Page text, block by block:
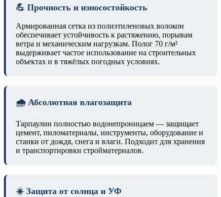
💪 Прочность и износостойкость
Армированная сетка из полиэтиленовых волокон
обеспечивает устойчивость к растяжению, порывам
ветра и механическим нагрузкам. Полог 70 г/м²
выдерживает частое использование на строительных
объектах и в тяжёлых погодных условиях.
🌧️ Абсолютная влагозащита
Тарпаулин полностью водонепроницаем — защищает
цемент, пиломатериалы, инструменты, оборудование и
станки от дождя, снега и влаги. Подходит для хранения
и транспортировки стройматериалов.
☀️ Защита от солнца и УФ